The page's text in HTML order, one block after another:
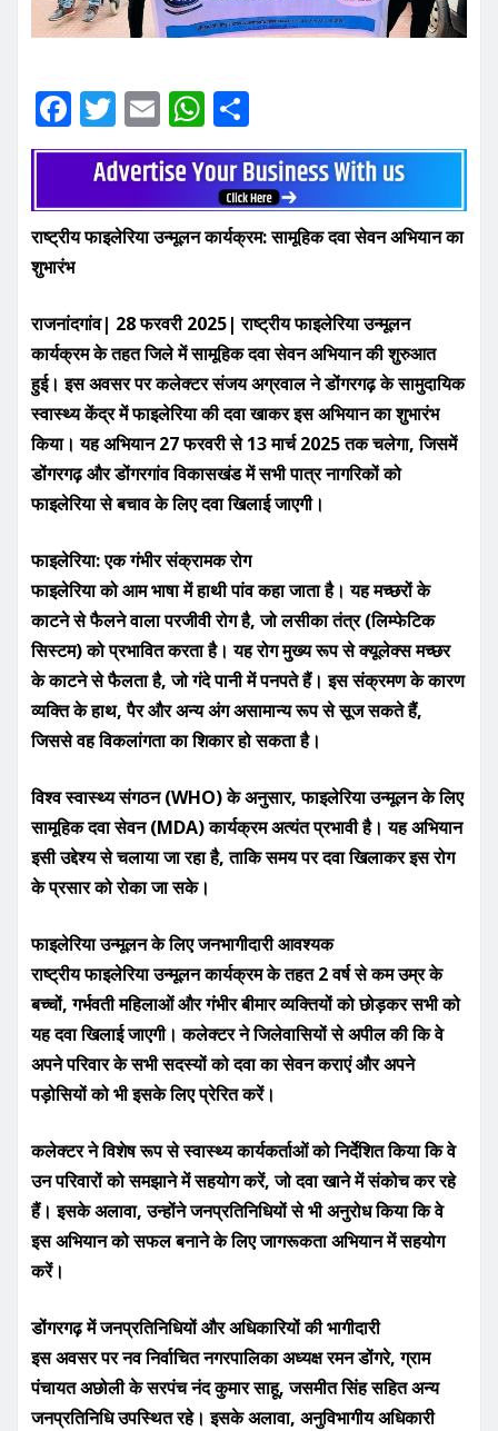
F
a
e
b
o
o
k
T
w
it
te
r
E
m
ai
l
W
h
at
s
A
p
h
ar
e
राष्ट्रीय फाइलेरिया उन्मूलन कार्यक्रम: सामूहिक दवा सेवन अभियान का
शुभारंभ
राजनांदगांव| 28 फरवरी 2025| राष्ट्रीय फाइलेरिया उन्मूलन
कार्यक्रम के तहत जिले में सामूहिक दवा सेवन अभियान की शुरुआत
हुई। इस अवसर पर कलेक्टर संजय अग्रवाल ने डोंगरगढ़ के सामुदायिक
स्वास्थ्य केंद्र में फाइलेरिया की दवा खाकर इस अभियान का शुभारंभ
किया। यह अभियान 27 फरवरी से 13 मार्च 2025 तक चलेगा, जिसमें
डोंगरगढ़ और डोंगरगांव विकासखंड में सभी पात्र नागरिकों को
फाइलेरिया से बचाव के लिए दवा खिलाई जाएगी।
फाइलेरिया: एक गंभीर संक्रामक रोग
फाइलेरिया को आम भाषा में हाथी पांव कहा जाता है। यह मच्छरों के
काटने से फैलने वाला परजीवी रोग है, जो लसीका तंत्र (लिम्फेटिक
सिस्टम) को प्रभावित करता है। यह रोग मुख्य रूप से क्यूलेक्स मच्छर
के काटने से फैलता है, जो गंदे पानी में पनपते हैं। इस संक्रमण के कारण
व्यक्ति के हाथ, पैर और अन्य अंग असामान्य रूप से सूज सकते हैं,
जिससे वह विकलांगता का शिकार हो सकता है।
विश्व स्वास्थ्य संगठन (WHO) के अनुसार, फाइलेरिया उन्मूलन के लिए
सामूहिक दवा सेवन (MDA) कार्यक्रम अत्यंत प्रभावी है। यह अभियान
इसी उद्देश्य से चलाया जा रहा है, ताकि समय पर दवा खिलाकर इस रोग
के प्रसार को रोका जा सके।
फाइलेरिया उन्मूलन के लिए जनभागीदारी आवश्यक
राष्ट्रीय फाइलेरिया उन्मूलन कार्यक्रम के तहत 2 वर्ष से कम उम्र के
बच्चों, गर्भवती महिलाओं और गंभीर बीमार व्यक्तियों को छोड़कर सभी को
यह दवा खिलाई जाएगी। कलेक्टर ने जिलेवासियों से अपील की कि वे
अपने परिवार के सभी सदस्यों को दवा का सेवन कराएं और अपने
पड़ोसियों को भी इसके लिए प्रेरित करें।
कलेक्टर ने विशेष रूप से स्वास्थ्य कार्यकर्ताओं को निर्देशित किया कि वे
उन परिवारों को समझाने में सहयोग करें, जो दवा खाने में संकोच कर रहे
हैं। इसके अलावा, उन्होंने जनप्रतिनिधियों से भी अनुरोध किया कि वे
इस अभियान को सफल बनाने के लिए जागरूकता अभियान में सहयोग
करें।
डोंगरगढ़ में जनप्रतिनिधियों और अधिकारियों की भागीदारी
इस अवसर पर नव निर्वाचित नगरपालिका अध्यक्ष रमन डोंगरे, ग्राम
पंचायत अछोली के सरपंच नंद कुमार साहू, जसमीत सिंह सहित अन्य
जनप्रतिनिधि उपस्थित रहे। इसके अलावा, अनुविभागीय अधिकारी